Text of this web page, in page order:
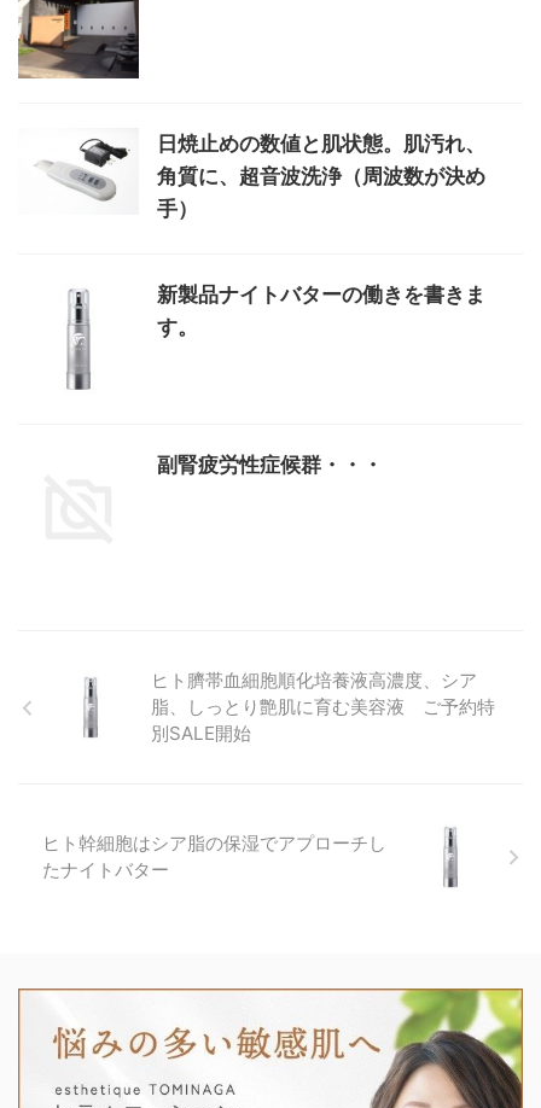
日焼止めの数値と肌状態。肌汚れ、
角質に、超音波洗浄（周波数が決め
手）
新製品ナイトバターの働きを書きま
す。
副腎疲労性症候群・・・
ヒト臍帯血細胞順化培養液高濃度、シア
脂、しっとり艶肌に育む美容液 ご予約特
別SALE開始
ヒト幹細胞はシア脂の保湿でアプローチし
たナイトバター